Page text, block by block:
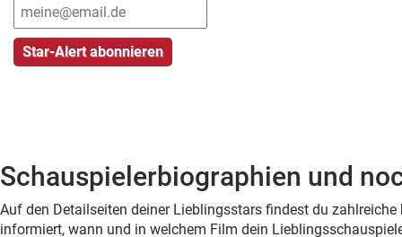
Schauspielerbiographien und
Auf den Detailseiten deiner Lieblingsstars findest du
informiert, wann und in welchem Film dein